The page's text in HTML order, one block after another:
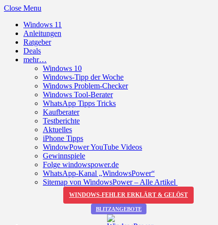
Close Menu
Windows 11
Anleitungen
Ratgeber
Deals
mehr…
Windows 10
Windows-Tipp der Woche
Windows Problem-Checker
Windows Tool-Berater
WhatsApp Tipps Tricks
Kaufberater
Testberichte
Aktuelles
iPhone Tipps
WindowPower YouTube Videos
Gewinnspiele
Folge windowspower.de
WhatsApp-Kanal „WindowsPower“
Sitemap von WindowsPower – Alle Artikel
WINDOWS-FEHLER ERKLÄRT & GELÖST
BLITZANGEBOTE